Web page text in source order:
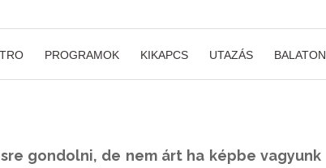
PROGRAMOK KIKAPCS UTAZÁS BALATON
gondolni, de nem árt ha képbe vagyunk